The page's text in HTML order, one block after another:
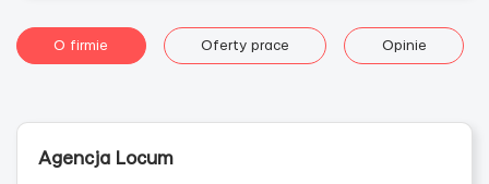
O firmie Oferty prace Opinie
Agencja Lоcum